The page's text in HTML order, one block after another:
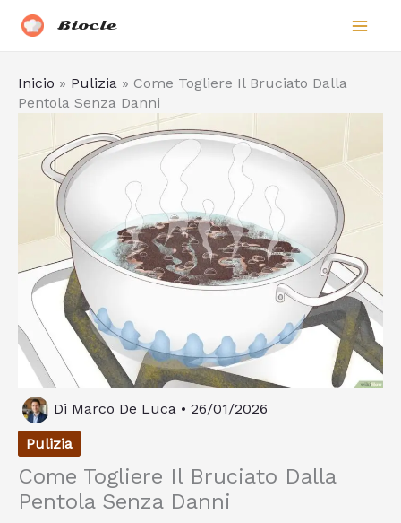
Biocle
Inicio » Pulizia » Come Togliere Il Bruciato Dalla
Pentola Senza Danni
Di Marco De Luca • 26/01/2026
Pulizia
Come Togliere Il Bruciato Dalla
Pentola Senza Danni